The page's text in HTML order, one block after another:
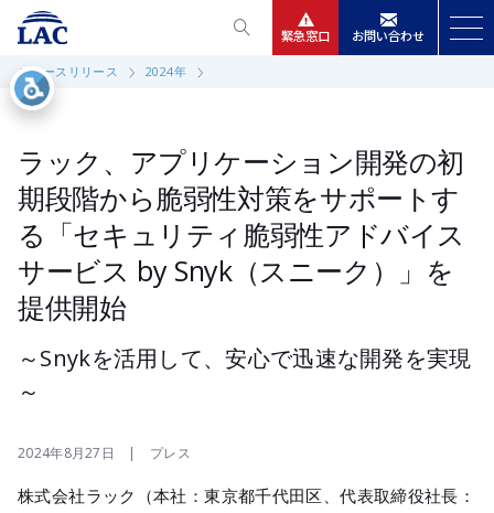
緊急窓口 お問い合わせ
ニュースリリース
会社情報
IR情報
採用
メールマガ
ニュースリリース 2024年
ラック、アプリケーション開発の初
期段階から脆弱性対策をサポートす
る「セキュリティ脆弱性アドバイス
サービス by Snyk（スニーク）」を
提供開始
～Snykを活用して、安心で迅速な開発を実現
～
2024年8月27日 | プレス
株式会社ラック（本社：東京都千代田区、代表取締役社長：